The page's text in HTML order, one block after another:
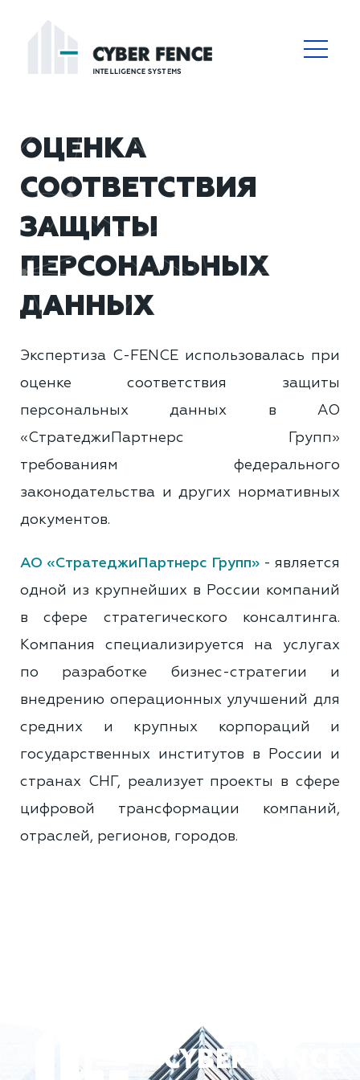
ОЦЕНКА
СООТВЕТСТВИЯ
ЗАЩИТЫ
ПЕРСОНАЛЬНЫХ
ДАННЫХ
Экспертиза C-FENCE использовалась при
оценке соответствия защиты
персональных данных в АО
«СтратеджиПартнерс Групп»
требованиям федерального
законодательства и других нормативных
документов.
АО «СтратеджиПартнерс Групп» - является
одной из крупнейших в России компаний
в сфере стратегического консалтинга.
Компания специализируется на услугах
по разработке бизнес-стратегии и
внедрению операционных улучшений для
средних и крупных корпораций и
государственных институтов в России и
странах СНГ, реализует проекты в сфере
цифровой трансформации компаний,
отраслей, регионов, городов.